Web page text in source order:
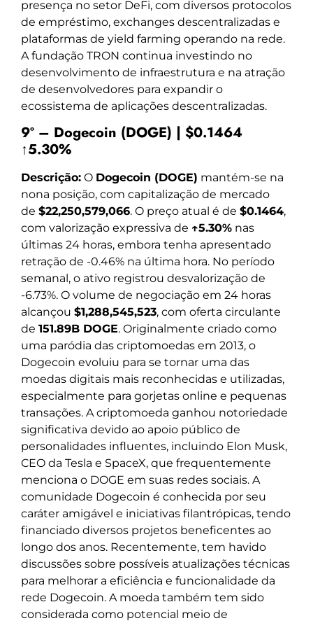
presença no setor DeFi, com diversos protocolos
de empréstimo, exchanges descentralizadas e
plataformas de yield farming operando na rede.
A fundação TRON continua investindo no
desenvolvimento de infraestrutura e na atração
de desenvolvedores para expandir o
ecossistema de aplicações descentralizadas.
9º – Dogecoin (DOGE) | $0.1464
↑5.30%
Descrição: O Dogecoin (DOGE) mantém-se na
nona posição, com capitalização de mercado
de $22,250,579,066. O preço atual é de $0.1464,
com valorização expressiva de ↑5.30% nas
últimas 24 horas, embora tenha apresentado
retração de -0.46% na última hora. No período
semanal, o ativo registrou desvalorização de
-6.73%. O volume de negociação em 24 horas
alcançou $1,288,545,523, com oferta circulante
de 151.89B DOGE. Originalmente criado como
uma paródia das criptomoedas em 2013, o
Dogecoin evoluiu para se tornar uma das
moedas digitais mais reconhecidas e utilizadas,
especialmente para gorjetas online e pequenas
transações. A criptomoeda ganhou notoriedade
significativa devido ao apoio público de
personalidades influentes, incluindo Elon Musk,
CEO da Tesla e SpaceX, que frequentemente
menciona o DOGE em suas redes sociais. A
comunidade Dogecoin é conhecida por seu
caráter amigável e iniciativas filantrópicas, tendo
financiado diversos projetos beneficentes ao
longo dos anos. Recentemente, tem havido
discussões sobre possíveis atualizações técnicas
para melhorar a eficiência e funcionalidade da
rede Dogecoin. A moeda também tem sido
considerada como potencial meio de